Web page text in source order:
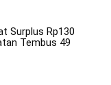
Surplus Rp130
Tembus 49